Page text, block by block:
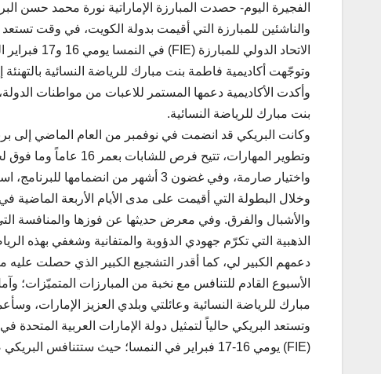
الفجيرة اليوم- حصدت المبارزة الإماراتية نورة محمد حسن
والناشئين للمبارزة التي أقيمت بدولة الكويت، في وقت
الاتحاد الدولي للمبارزة (FIE) في النمسا يومي 16 و17 فبراير الجاري.
وتوجّهت أكاديمية فاطمة بنت مبارك للرياضة النسائية
وأكدت الأكاديمية دعمها المستمر للاعبات من مواطنات
بنت مبارك للرياضة النسائية.
وكانت البريكي قد انضمت في نوفمبر من العام الماضي إلى
وتطوير المهارات،
واختيار صارمة، وفي غضون 3 أشهر من انضمامها للبرنامج، استهلّت البريكي مسيرتها كمبارزةٍ إماراتيّة ناجحة تمتلك مهاراتٍ استثنائيّة.
والأشبال والفرق. وفي معرض حديثها عن فوزها والمنافسة
الذهبية التي تكرّم جهودي الدؤوبة والمتفانية وشغفي بهذه
دعمهم الكبير لي، كما أقدر التشجيع الكبير الذي حصلت عليه
الأسبوع القادم للتنافس مع نخبة من المبارزات
مبارك للرياضة النسائية وعائلتي وبلدي العزيز الإمارات،
وتستعد البريكي حالياً لتمثيل دولة الإمارات العربية المتحدة
(FIE) يومي 16-17 فبراير في النمسا؛ حيث ستتنافس البريكي ضمن فئتي المبارزة الفردية والفرق.